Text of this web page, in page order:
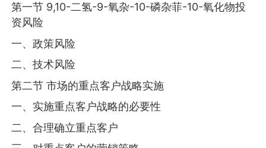
第一节 9,10-二氢-9-氧杂-10-磷杂菲-10-氧化物投
资风险
一、政策风险
二、技术风险
第二节 市场的重点客户战略实施
一、实施重点客户战略的必要性
二、合理确立重点客户